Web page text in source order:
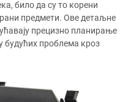
било да су то корени
предмети. Ове детаљне
прецизно планирање
проблема кроз